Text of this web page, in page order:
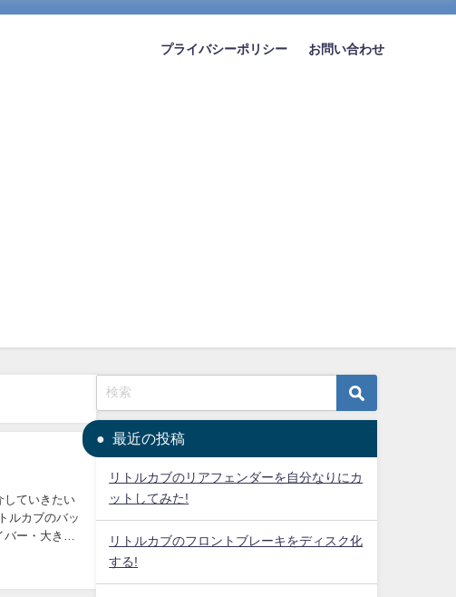
プライバシーポリシー お問い合わせ
最近の投稿
リトルカブのリアフェンダーを自分なりにカ
ットしてみた!
リトルカブのフロントブレーキをディスク化
する!